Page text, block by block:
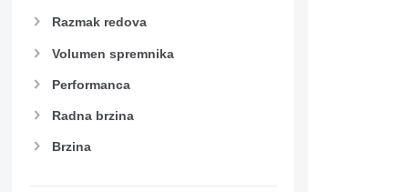
Razmak redova
Volumen spremnika
Performanca
Radna brzina
Brzina